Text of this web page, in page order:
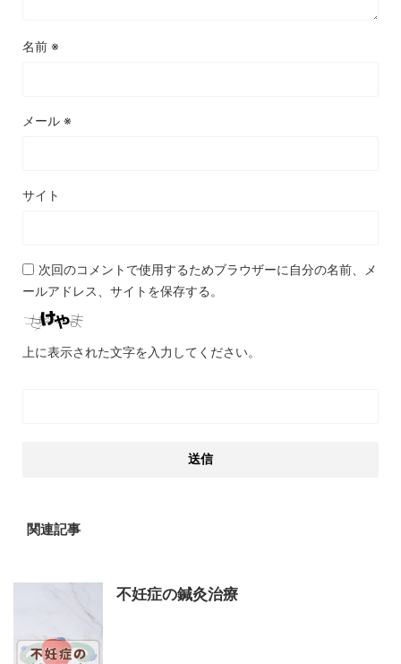
名前 ※
メール ※
サイト
次回のコメントで使用するためブラウザーに自分の名前、メ
ールアドレス、サイトを保存する。
上に表示された文字を入力してください。
関連記事
不妊症の鍼灸治療